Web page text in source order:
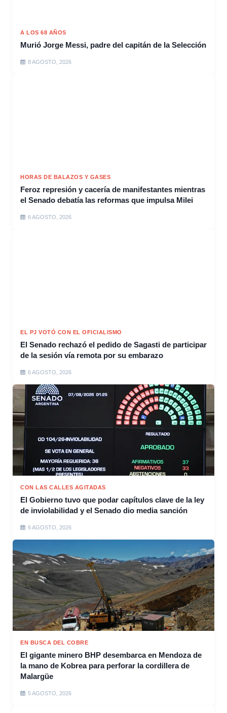
A LOS 68 AÑOS
Murió Jorge Messi, padre del capitán de la Selección
8 AGOSTO, 2026
HORAS DE BALAZOS Y GASES
Feroz represión y cacería de manifestantes mientras
el Senado debatía las reformas que impulsa Milei
6 AGOSTO, 2026
EL PJ VOTÓ CON EL OFICIALISMO
El Senado rechazó el pedido de Sagasti de participar
de la sesión vía remota por su embarazo
6 AGOSTO, 2026
CON LAS CALLES AGITADAS
El Gobierno tuvo que podar capítulos clave de la ley
de inviolabilidad y el Senado dio media sanción
6 AGOSTO, 2026
EN BUSCA DEL COBRE
El gigante minero BHP desembarca en Mendoza de
la mano de Kobrea para perforar la cordillera de
Malargüe
5 AGOSTO, 2026